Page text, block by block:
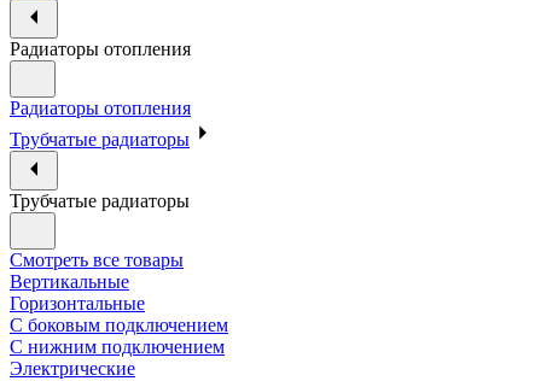
Радиаторы отопления
Радиаторы отопления
Трубчатые радиаторы
Трубчатые радиаторы
Смотреть все товары
Вертикальные
Горизонтальные
С боковым подключением
С нижним подключением
Электрические